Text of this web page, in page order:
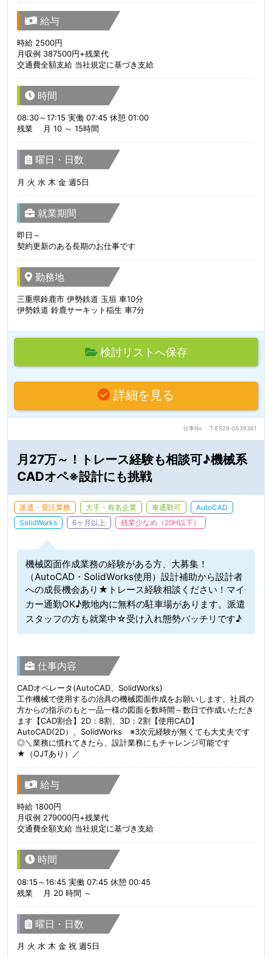
給与
時給 2500円
月収例 387500円+残業代
交通費全額支給 当社規定に基づき支給
時間
08:30～17:15 実働 07:45 休憩 01:00
残業 月 10 ～ 15時間
曜日・日数
月 火 水 木 金 週5日
就業期間
即日～
契約更新のある長期のお仕事です
勤務地
三重県鈴鹿市 伊勢鉄道 玉垣 車10分
伊勢鉄道 鈴鹿サーキット稲生 車7分
検討リストへ保存
詳細を見る
仕事No T-ES26-0539361
月27万～！トレース経験も相談可♪機械系
CADオペ※設計にも挑戦
派遣・受託業務 大手・有名企業 車通勤可
AutoCAD
SolidWorks
6ヶ月以上 残業少なめ（20H以下）
機械図面作成業務の経験がある方、大募集！
（AutoCAD・SolidWorks使用）設計補助から設計者
への成長機会あり★トレース経験相談ください！マイ
カー通勤OK♪敷地内に無料の駐車場があります。派遣
スタッフの方も就業中☆受け入れ態勢バッチリです♪
仕事内容
CADオペレータ(AutoCAD、SolidWorks)
工作機械で使用するの治具の機械図面作成をお願いします。社員の
方からの指示のもと一品一様の図面を数時間～数日で作成いただき
ます【CAD割合】2D：8割、3D：2割【使用CAD】
AutoCAD(2D）、SolidWorks ※3次元経験が無くても大丈夫です
◎＼業務に慣れてきたら、設計業務にもチャレンジ可能です
★（OJTあり）／
給与
時給 1800円
月収例 279000円+残業代
交通費全額支給 当社規定に基づき支給
時間
08:15～16:45 実働 07:45 休憩 00:45
残業 月 20 時間 ～
曜日・日数
月 火 水 木 金 祝 週5日